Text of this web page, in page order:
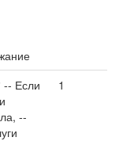
-- Если
--
1